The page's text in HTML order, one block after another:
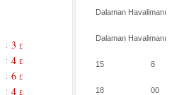
Dalaman Havalimanı
Dalaman Havalimanı
15 8
18 00
: 3 £
: 4 £
: 6 £
: 4 £